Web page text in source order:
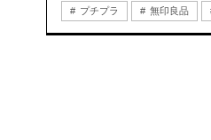
プチプラ 無印良品